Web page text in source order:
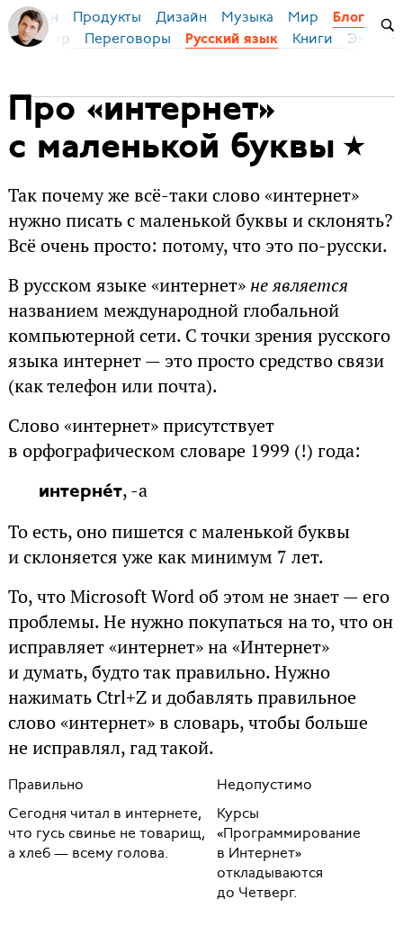
Бирман Продукты Дизайн Музыка Мир Блог
Мир Переговоры Русский язык Книги
Про «интернет»
с маленькой буквы
Так почему же всё-таки слово «интернет»
нужно писать с маленькой буквы и склонять?
Всё очень просто: потому, что это по-русски.
В русском языке «интернет» не является
названием международной глобальной
компьютерной сети. С точки зрения русского
языка интернет — это просто средство связи
(как телефон или почта).
Слово «интернет» присутствует
в орфографическом словаре 1999 (!) года:
интернéт, -а
То есть, оно пишется с маленькой буквы
и склоняется уже как минимум 7 лет.
То, что Microsoft Word об этом не знает — его
проблемы. Не нужно покупаться на то, что он
исправляет «интернет» на «Интернет»
и думать, будто так правильно. Нужно
нажимать Ctrl+Z и добавлять правильное
слово «интернет» в словарь, чтобы больше
не исправлял, гад такой.
Правильно
Недопустимо
Сегодня читал в интернете,
что гусь свинье не товарищ,
а хлеб — всему голова.
Курсы
«Программирование
в Интернет»
откладываются
до Четверг.